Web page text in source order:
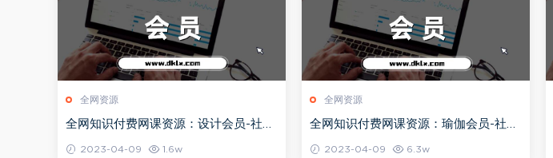
全网资源
全网知识付费网课资源：设计会员-社群
2023-04-09 1.6w
全网资源
全网知识付费网课资源：瑜伽会员-社群
2023-04-09 6.3w